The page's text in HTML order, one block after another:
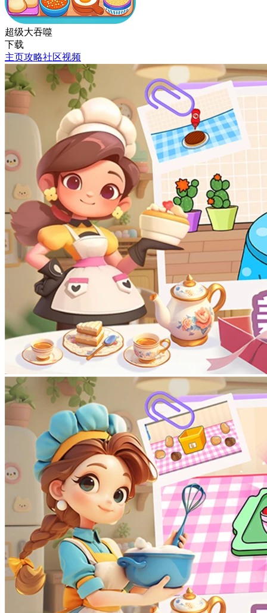
超级大吞噬
下载
主页攻略社区视频